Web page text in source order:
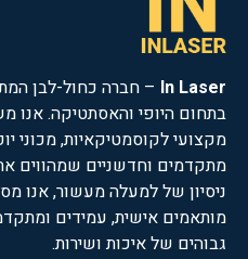
In Laser – חברה כחול-לבן
בתחום היופי והאסתטיקה. אנו
מקצועי לקוסמטיקאיות, מכוני
מתקדמים וחדשניים שמהווים
ניסיון של למעלה מעשור, אנו
מותאמים אישית, עמידים
גבוהים של איכות ושירות.